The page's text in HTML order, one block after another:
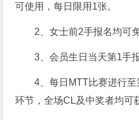
可使用，每日限用1张。
2、女士前2手报名均可
3、会员生日当天第1手
4、每日MTT比赛进行
环节，全场CL及中奖者均可